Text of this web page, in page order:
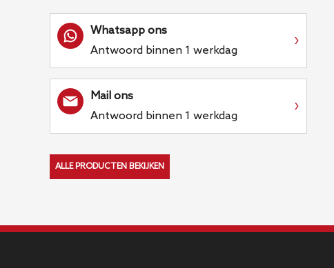
Whatsapp ons
Antwoord binnen 1 werkdag
›
Mail ons
Antwoord binnen 1 werkdag
›
ALLE PRODUCTEN BEKIJKEN